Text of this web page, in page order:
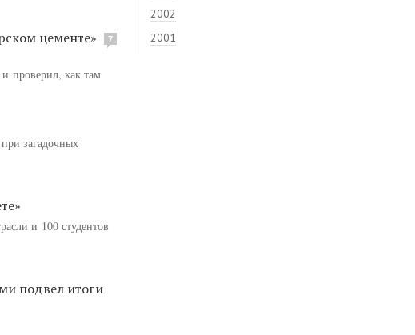
цементе» 7
проверил, как там
загадочных
и 100 студентов
подвел итоги
2002
2001